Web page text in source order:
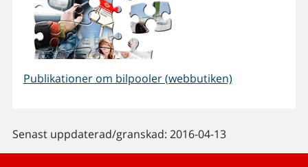
Publikationer om bilpooler (webbutiken)
Senast uppdaterad/granskad: 2016-04-13